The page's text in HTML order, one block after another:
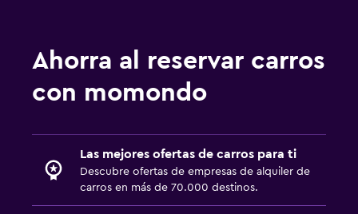
Ahorra al reservar carros
con momondo
Las mejores ofertas de carros para ti
Descubre ofertas de empresas de alquiler de
carros en más de 70.000 destinos.